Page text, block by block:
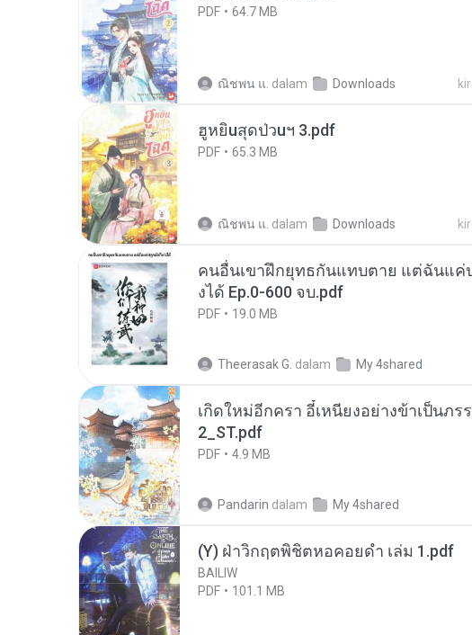
PDF 64.7 MB
ณิชพน แ. dalam Downloads
ฮูหยิuสุดป่วuฯ 3.pdf
PDF 65.3 MB
ณิชพน แ. dalam Downloads
คนอื่นเขาฝึกยุทธกันแทบตาย แต่ฉันแค่
งได้ Ep.0-600 จบ.pdf
PDF 19.0 MB
Theerasak G. dalam My 4shared
เกิดใหม่อีกครา อี๋เหนียงอย่างข้าเป็นภร
2_ST.pdf
PDF 4.9 MB
Pandarin dalam My 4shared
(Y) ฝ่าวิกฤตพิชิตหอคอยดำ เล่ม 1.pdf
BAILIW
PDF
101.1 MB